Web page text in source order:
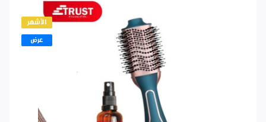
الأشهر
عرض